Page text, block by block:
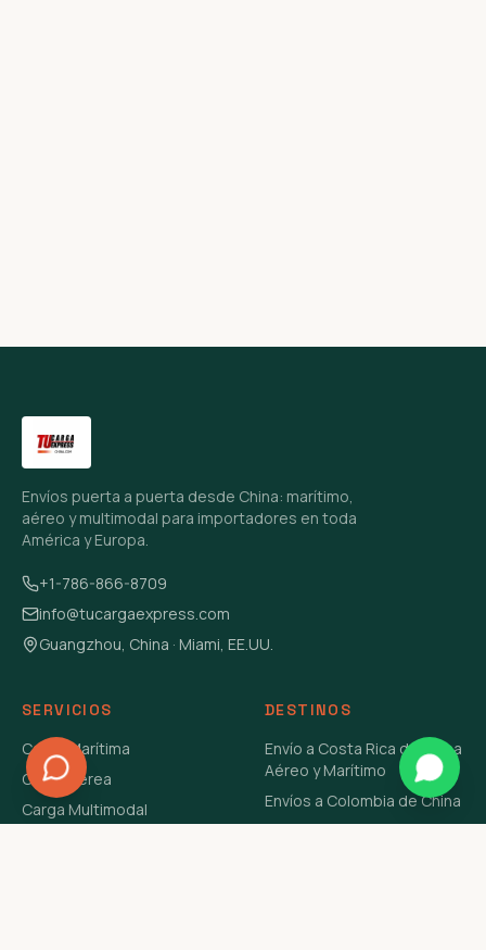
Envíos puerta a puerta desde China: marítimo,
aéreo y multimodal para importadores en toda
América y Europa.
+1-786-866-8709
info@tucargaexpress.com
Guangzhou, China · Miami, EE.UU.
SERVICIOS
Carga Marítima
Carga Aérea
Carga Multimodal
DESTINOS
Envío a Costa Rica de China
Aéreo y Marítimo
Envíos a Colombia de China